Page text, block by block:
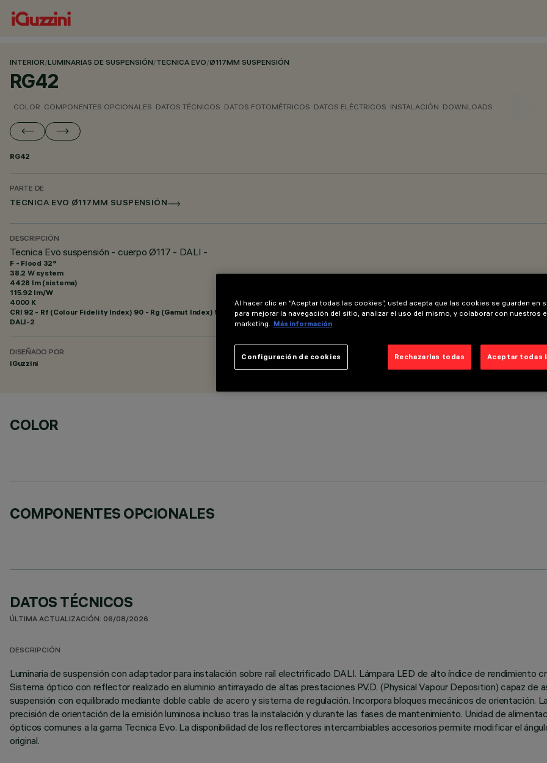
INTERIOR/LUMINARIAS DE SUSPENSIÓN/TECNICA EVO/Ø117MM SUSPENSIÓN
RG42
COLOR COMPONENTES OPCIONALES DATOS TÉCNICOS DATOS FOTOMÉTRICOS DATOS ELÉCTRICOS INSTALACIÓN DOWNLOADS
RG42
PARTE DE
TECNICA EVO Ø117MM SUSPENSIÓN
DESCRIPCIÓN
Tecnica Evo suspensión - cuerpo Ø117 - DALI -
F - Flood 32°
38.2 W system
4428 lm (sistema)
115.92 lm/W
4000 K
CRI 92 - Rf (Colour Fidelity Index) 90 - Rg (Gamut Index) 98
DALI-2
DISEÑADO POR
iGuzzini
COLOR
COMPONENTES OPCIONALES
DATOS TÉCNICOS
ÚLTIMA ACTUALIZACIÓN: 06/08/2026
DESCRIPCIÓN
Luminaria de suspensión con adaptador para instalación sobre raíl electrificado DALI. Lámpara LED de alto índice de rendimiento
Sistema óptico con reflector realizado en aluminio antirrayado de altas prestaciones P.V.D. (Physical Vapour Deposition) capaz de
suspensión con equilibrado mediante doble cable de acero y sistema de regulación. Incorpora bloques mecánicos de orientación.
precisión de orientación de la emisión luminosa incluso tras la instalación y durante las fases de mantenimiento. Unidad de
ópticos comunes a la gama Tecnica Evo. La disponibilidad de los reflectores intercambiables accesorios permite modificar el
original.
Al hacer clic en “Aceptar todas las cookies”, usted acepta que las cookies se guarden en
para mejorar la navegación del sitio, analizar el uso del mismo, y colaborar con nuestros
marketing. Más información
Rechazarlas todas Aceptar todas
Configuración de cookies